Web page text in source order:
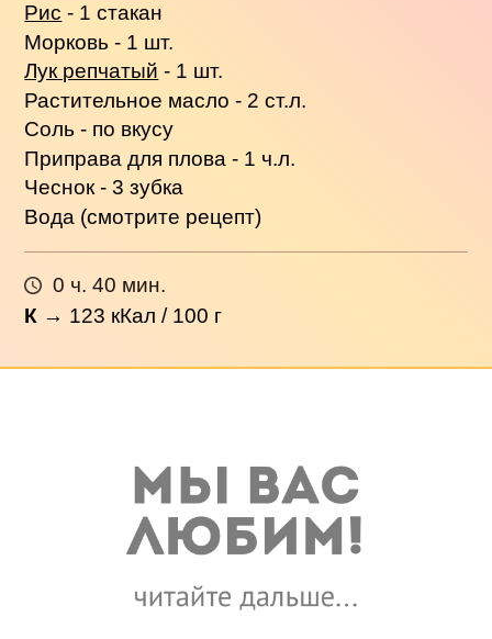
Рис - 1 стакан
Морковь - 1 шт.
Лук репчатый - 1 шт.
Растительное масло - 2 ст.л.
Соль - по вкусу
Приправа для плова - 1 ч.л.
Чеснок - 3 зубка
Вода (смотрите рецепт)
0 ч. 40 мин.
К → 123 кКал / 100 г